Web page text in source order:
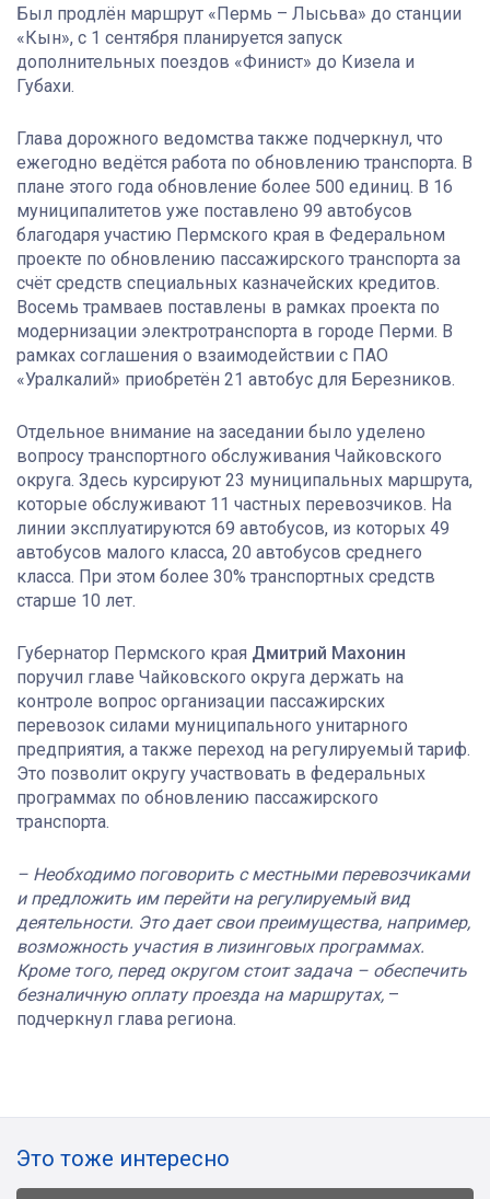
Был продлён маршрут «Пермь – Лысьва» до станции
«Кын», с 1 сентября планируется запуск
дополнительных поездов «Финист» до Кизела и
Губахи.
Глава дорожного ведомства также подчеркнул, что
ежегодно ведётся работа по обновлению транспорта. В
плане этого года обновление более 500 единиц. В 16
муниципалитетов уже поставлено 99 автобусов
благодаря участию Пермского края в Федеральном
проекте по обновлению пассажирского транспорта за
счёт средств специальных казначейских кредитов.
Восемь трамваев поставлены в рамках проекта по
модернизации электротранспорта в городе Перми. В
рамках соглашения о взаимодействии с ПАО
«Уралкалий» приобретён 21 автобус для Березников.
Отдельное внимание на заседании было уделено
вопросу транспортного обслуживания Чайковского
округа. Здесь курсируют 23 муниципальных маршрута,
которые обслуживают 11 частных перевозчиков. На
линии эксплуатируются 69 автобусов, из которых 49
автобусов малого класса, 20 автобусов среднего
класса. При этом более 30% транспортных средств
старше 10 лет.
Губернатор Пермского края Дмитрий Махонин
поручил главе Чайковского округа держать на
контроле вопрос организации пассажирских
перевозок силами муниципального унитарного
предприятия, а также переход на регулируемый тариф.
Это позволит округу участвовать в федеральных
программах по обновлению пассажирского
транспорта.
– Необходимо поговорить с местными перевозчиками
и предложить им перейти на регулируемый вид
деятельности. Это дает свои преимущества, например,
возможность участия в лизинговых программах.
Кроме того, перед округом стоит задача – обеспечить
безналичную оплату проезда на маршрутах, –
подчеркнул глава региона.
Это тоже интересно